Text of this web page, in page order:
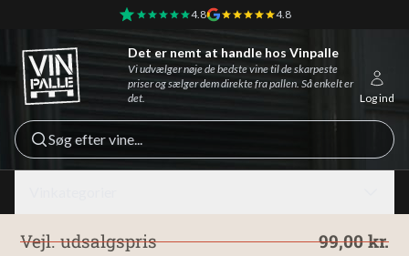
4.8 4.8
Vinpalle - Forside
Log ind
Det er nemt at handle hos Vinpalle
Vi udvælger nøje de bedste vine til de skarpeste
priser og sælger dem direkte fra pallen. Så enkelt er
det.
Søg efter vine...
99,00 kr.
Vejl. udsalgspris